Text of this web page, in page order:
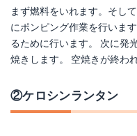
楽天で詳細を見る
まず燃料をいれます。そし
にポンピング作業を行いま
るために行います。 次に発
焼きします。 空焼きが終わ
②ケロシンランタン